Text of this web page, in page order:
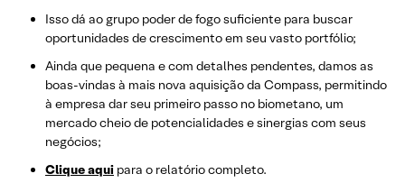
Isso dá ao grupo poder de fogo suficiente para buscar
oportunidades de crescimento em seu vasto portfólio;
Ainda que pequena e com detalhes pendentes, damos as
boas-vindas à mais nova aquisição da Compass, permitindo
à empresa dar seu primeiro passo no biometano, um
mercado cheio de potencialidades e sinergias com seus
negócios;
Clique aqui para o relatório completo.